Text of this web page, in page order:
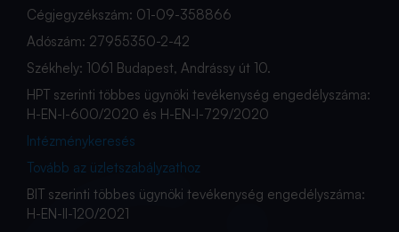
Cégjegyzékszám: 01-09-358866
Adószám: 27955350-2-42
Székhely: 1061 Budapest, Andrássy út 10.
HPT szerinti többes ügynöki tevékenység engedélyszáma:
H-EN-I-600/2020 és H-EN-I-729/2020
Intézménykeresés
Tovább az üzletszabályzathoz
BIT szerinti többes ügynöki tevékenység engedélyszáma:
H-EN-II-120/2021